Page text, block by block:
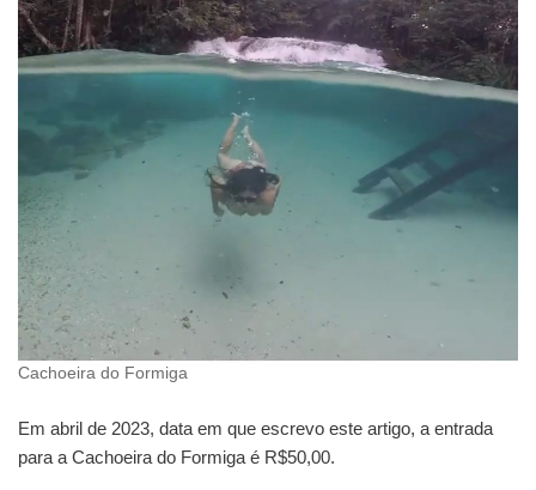
Cachoeira do Formiga
Em abril de 2023, data em que escrevo este artigo, a entrada
para a Cachoeira do Formiga é R$50,00.